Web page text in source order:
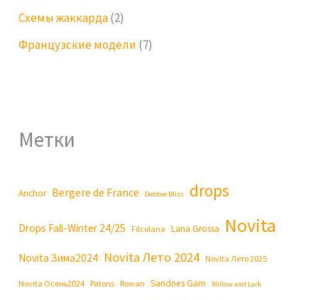
Схемы жаккарда(2)
Французские модели (7)
Метки
Anchor Bergere de France Debbie Bliss drops
Drops Fall-Winter 24/25 Filcolana Lana Grossa Novita
Novita Зима2024 Novita Лето 2024 Novita Лето 2025
Novita Осень2024 Patons Rowan Sandnes Garn Willow and Lark